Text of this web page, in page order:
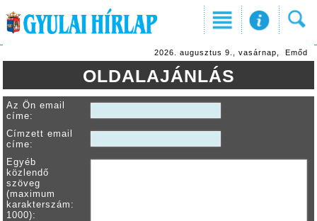
2026. augusztus 9., vasárnap, Emőd
OLDALAJÁNLÁS
Az Ön email
címe:
Címzett email
címe:
Egyéb
közlendő
szöveg
(maximum
karakterszám:
1000):